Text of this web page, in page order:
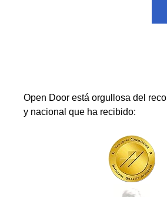
Open Door está orgullosa del
y nacional que ha recibido: